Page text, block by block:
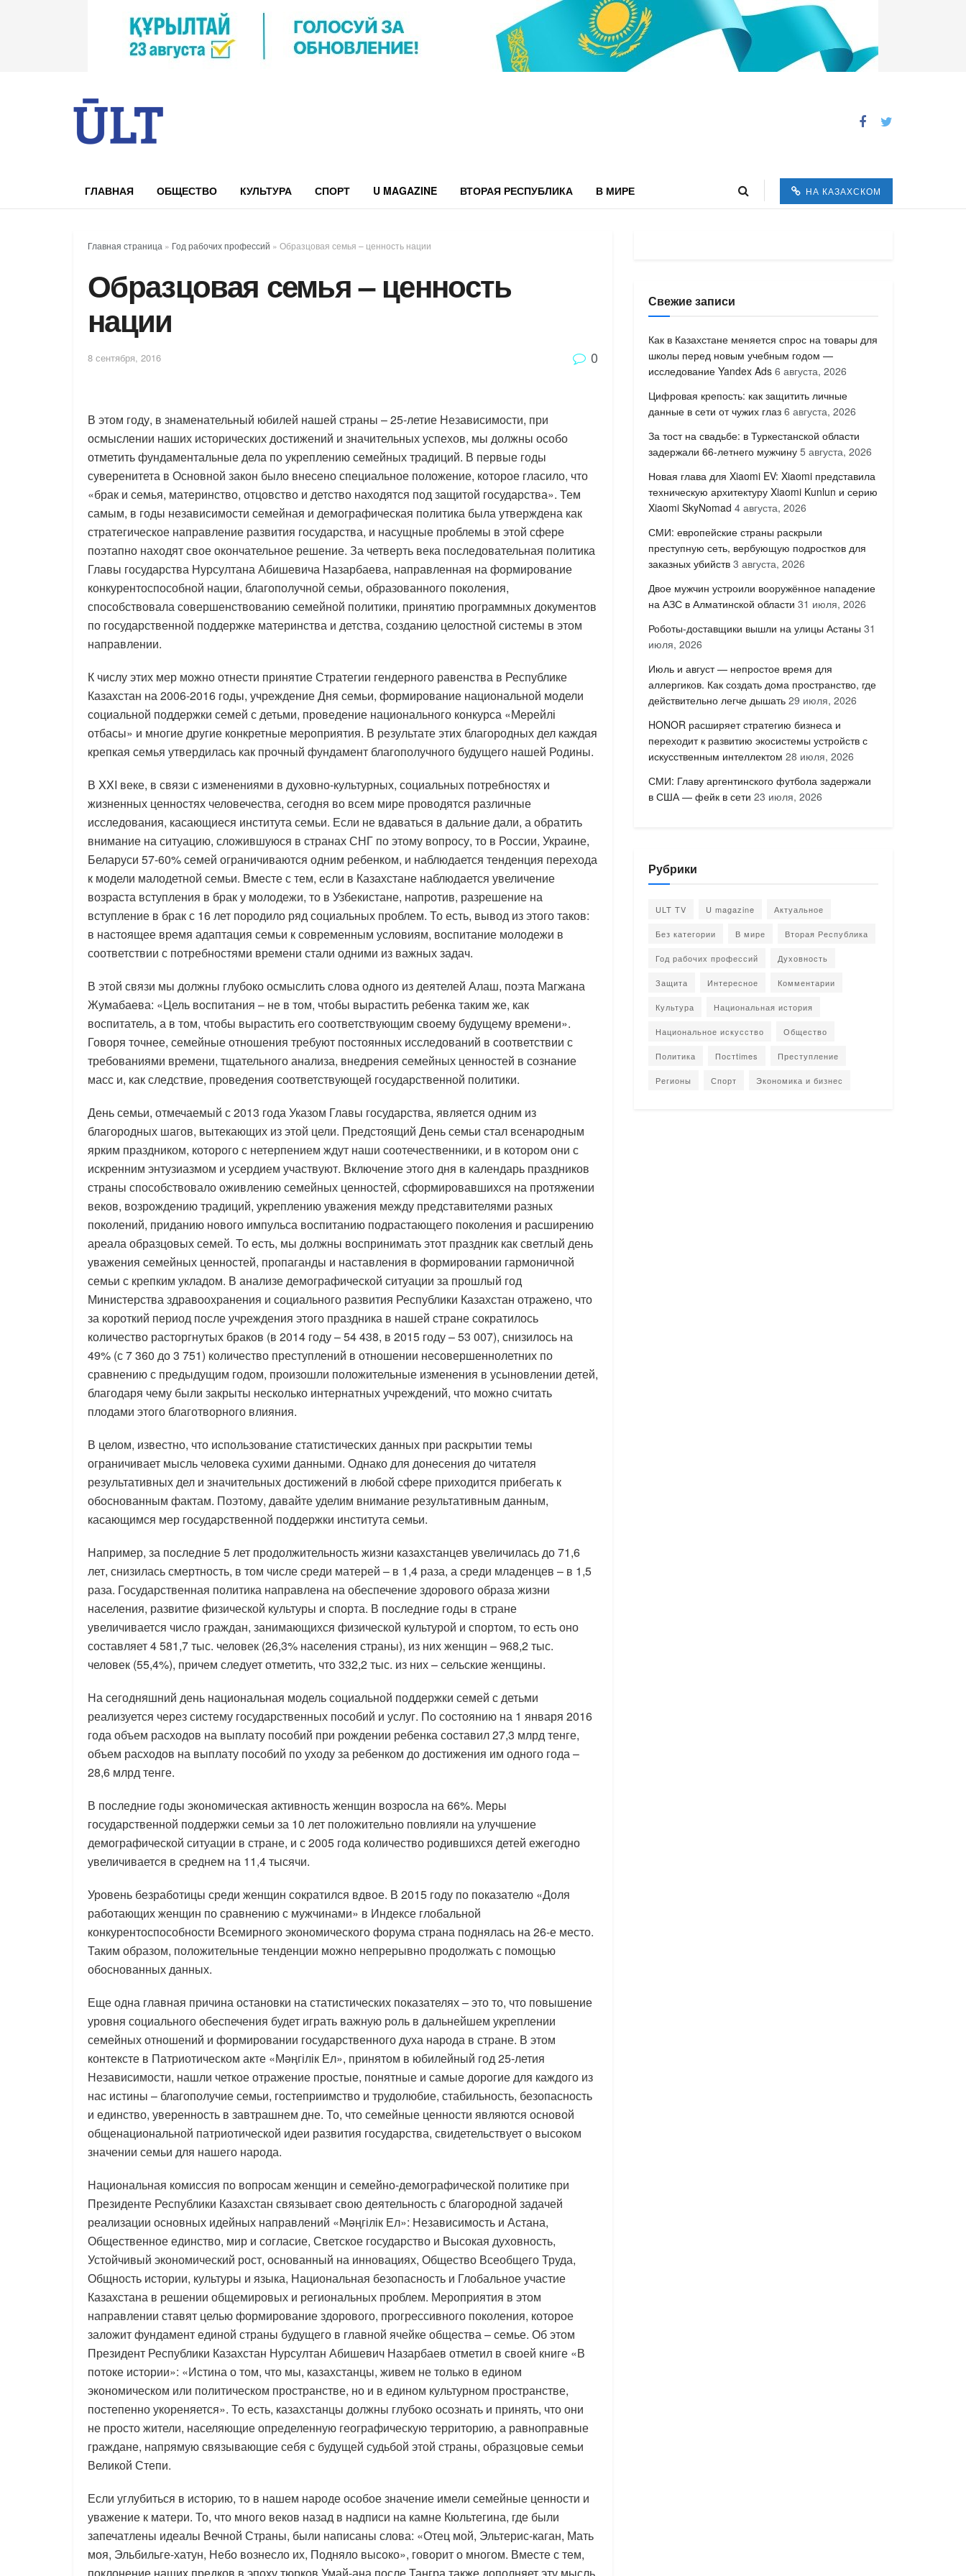
ГЛАВНАЯ ОБЩЕСТВО КУЛЬТУРА СПОРТ U MAGAZINE ВТОРАЯ РЕСПУБЛИКА В МИРЕ НА КАЗАХСКОМ
Главная страница » Год рабочих профессий » Образцовая семья – ценность нации
Образцовая семья – ценность
нации
8 сентября, 2016 0
В этом году, в знаменательный юбилей нашей страны – 25-летие Независимости, при
осмыслении наших исторических достижений и значительных успехов, мы должны особо
отметить фундаментальные дела по укреплению семейных традиций. В первые годы
суверенитета в Основной закон было внесено специальное положение, которое гласило, что
«брак и семья, материнство, отцовство и детство находятся под защитой государства». Тем
самым, в годы независимости семейная и демографическая политика была утверждена как
стратегическое направление развития государства, и насущные проблемы в этой сфере
поэтапно находят свое окончательное решение. За четверть века последовательная политика
Главы государства Нурсултана Абишевича Назарбаева, направленная на формирование
конкурентоспособной нации, благополучной семьи, образованного поколения,
способствовала совершенствованию семейной политики, принятию программных документов
по государственной поддержке материнства и детства, созданию целостной системы в этом
направлении.
К числу этих мер можно отнести принятие Стратегии гендерного равенства в Республике
Казахстан на 2006-2016 годы, учреждение Дня семьи, формирование национальной модели
социальной поддержки семей с детьми, проведение национального конкурса «Мерейлі
отбасы» и многие другие конкретные мероприятия. В результате этих благородных дел каждая
крепкая семья утвердилась как прочный фундамент благополучного будущего нашей Родины.
В XXI веке, в связи с изменениями в духовно-культурных, социальных потребностях и
жизненных ценностях человечества, сегодня во всем мире проводятся различные
исследования, касающиеся института семьи. Если не вдаваться в дальние дали, а обратить
внимание на ситуацию, сложившуюся в странах СНГ по этому вопросу, то в России, Украине,
Беларуси 57-60% семей ограничиваются одним ребенком, и наблюдается тенденция перехода
к модели малодетной семьи. Вместе с тем, если в Казахстане наблюдается увеличение
возраста вступления в брак у молодежи, то в Узбекистане, напротив, разрешение на
вступление в брак с 16 лет породило ряд социальных проблем. То есть, вывод из этого таков:
в настоящее время адаптация семьи к современным условиям, воспитание молодежи в
соответствии с потребностями времени стали одними из важных задач.
В этой связи мы должны глубоко осмыслить слова одного из деятелей Алаш, поэта Магжана
Жумабаева: «Цель воспитания – не в том, чтобы вырастить ребенка таким же, как
воспитатель, а в том, чтобы вырастить его соответствующим своему будущему времени».
Говоря точнее, семейные отношения требуют постоянных исследований в соответствии с
требованиями времени, тщательного анализа, внедрения семейных ценностей в сознание
масс и, как следствие, проведения соответствующей государственной политики.
День семьи, отмечаемый с 2013 года Указом Главы государства, является одним из
благородных шагов, вытекающих из этой цели. Предстоящий День семьи стал всенародным
ярким праздником, которого с нетерпением ждут наши соотечественники, и в котором они с
искренним энтузиазмом и усердием участвуют. Включение этого дня в календарь праздников
страны способствовало оживлению семейных ценностей, сформировавшихся на протяжении
веков, возрождению традиций, укреплению уважения между представителями разных
поколений, приданию нового импульса воспитанию подрастающего поколения и расширению
ареала образцовых семей. То есть, мы должны воспринимать этот праздник как светлый день
уважения семейных ценностей, пропаганды и наставления в формировании гармоничной
семьи с крепким укладом. В анализе демографической ситуации за прошлый год
Министерства здравоохранения и социального развития Республики Казахстан отражено, что
за короткий период после учреждения этого праздника в нашей стране сократилось
количество расторгнутых браков (в 2014 году – 54 438, в 2015 году – 53 007), снизилось на
49% (с 7 360 до 3 751) количество преступлений в отношении несовершеннолетних по
сравнению с предыдущим годом, произошли положительные изменения в усыновлении детей,
благодаря чему были закрыты несколько интернатных учреждений, что можно считать
плодами этого благотворного влияния.
В целом, известно, что использование статистических данных при раскрытии темы
ограничивает мысль человека сухими данными. Однако для донесения до читателя
результативных дел и значительных достижений в любой сфере приходится прибегать к
обоснованным фактам. Поэтому, давайте уделим внимание результативным данным,
касающимся мер государственной поддержки института семьи.
Например, за последние 5 лет продолжительность жизни казахстанцев увеличилась до 71,6
лет, снизилась смертность, в том числе среди матерей – в 1,4 раза, а среди младенцев – в 1,5
раза. Государственная политика направлена на обеспечение здорового образа жизни
населения, развитие физической культуры и спорта. В последние годы в стране
увеличивается число граждан, занимающихся физической культурой и спортом, то есть оно
составляет 4 581,7 тыс. человек (26,3% населения страны), из них женщин – 968,2 тыс.
человек (55,4%), причем следует отметить, что 332,2 тыс. из них – сельские женщины.
На сегодняшний день национальная модель социальной поддержки семей с детьми
реализуется через систему государственных пособий и услуг. По состоянию на 1 января 2016
года объем расходов на выплату пособий при рождении ребенка составил 27,3 млрд тенге,
объем расходов на выплату пособий по уходу за ребенком до достижения им одного года –
28,6 млрд тенге.
В последние годы экономическая активность женщин возросла на 66%. Меры
государственной поддержки семьи за 10 лет положительно повлияли на улучшение
демографической ситуации в стране, и с 2005 года количество родившихся детей ежегодно
увеличивается в среднем на 11,4 тысячи.
Уровень безработицы среди женщин сократился вдвое. В 2015 году по показателю «Доля
работающих женщин по сравнению с мужчинами» в Индексе глобальной
конкурентоспособности Всемирного экономического форума страна поднялась на 26-е место.
Таким образом, положительные тенденции можно непрерывно продолжать с помощью
обоснованных данных.
Еще одна главная причина остановки на статистических показателях – это то, что повышение
уровня социального обеспечения будет играть важную роль в дальнейшем укреплении
семейных отношений и формировании государственного духа народа в стране. В этом
контексте в Патриотическом акте «Мәңгілік Ел», принятом в юбилейный год 25-летия
Независимости, нашли четкое отражение простые, понятные и самые дорогие для каждого из
нас истины – благополучие семьи, гостеприимство и трудолюбие, стабильность, безопасность
и единство, уверенность в завтрашнем дне. То, что семейные ценности являются основой
общенациональной патриотической идеи развития государства, свидетельствует о высоком
значении семьи для нашего народа.
Национальная комиссия по вопросам женщин и семейно-демографической политике при
Президенте Республики Казахстан связывает свою деятельность с благородной задачей
реализации основных идейных направлений «Мәңгілік Ел»: Независимость и Астана,
Общественное единство, мир и согласие, Светское государство и Высокая духовность,
Устойчивый экономический рост, основанный на инновациях, Общество Всеобщего Труда,
Общность истории, культуры и языка, Национальная безопасность и Глобальное участие
Казахстана в решении общемировых и региональных проблем. Мероприятия в этом
направлении ставят целью формирование здорового, прогрессивного поколения, которое
заложит фундамент единой страны будущего в главной ячейке общества – семье. Об этом
Президент Республики Казахстан Нурсултан Абишевич Назарбаев отметил в своей книге «В
потоке истории»: «Истина о том, что мы, казахстанцы, живем не только в едином
экономическом или политическом пространстве, но и в едином культурном пространстве,
постепенно укореняется». То есть, казахстанцы должны глубоко осознать и принять, что они
не просто жители, населяющие определенную географическую территорию, а равноправные
граждане, напрямую связывающие себя с будущей судьбой этой страны, образцовые семьи
Великой Степи.
Если углубиться в историю, то в нашем народе особое значение имели семейные ценности и
уважение к матери. То, что много веков назад в надписи на камне Кюльтегина, где были
запечатлены идеалы Вечной Страны, были написаны слова: «Отец мой, Эльтерис-каган, Мать
моя, Эльбильге-хатун, Небо вознесло их, Подняло высоко», говорит о многом. Вместе с тем,
поклонение наших предков в эпоху тюрков Умай-ана после Тангра также дополняет эту мысль.
Свежие записи
Как в Казахстане меняется спрос на товары для
школы перед новым учебным годом —
исследование Yandex Ads 6 августа, 2026
Цифровая крепость: как защитить личные
данные в сети от чужих глаз 6 августа, 2026
За тост на свадьбе: в Туркестанской области
задержали 66-летнего мужчину 5 августа, 2026
Новая глава для Xiaomi EV: Xiaomi представила
техническую архитектуру Xiaomi Kunlun и серию
Xiaomi SkyNomad 4 августа, 2026
СМИ: европейские страны раскрыли
преступную сеть, вербующую подростков для
заказных убийств 3 августа, 2026
Двое мужчин устроили вооружённое нападение
на АЗС в Алматинской области 31 июля, 2026
Роботы-доставщики вышли на улицы Астаны 31
июля, 2026
Июль и август — непростое время для
аллергиков. Как создать дома пространство, где
действительно легче дышать 29 июля, 2026
HONOR расширяет стратегию бизнеса и
переходит к развитию экосистемы устройств с
искусственным интеллектом 28 июля, 2026
СМИ: Главу аргентинского футбола задержали
в США — фейк в сети 23 июля, 2026
Рубрики
ULT TV U magazine Актуальное
Без категории В мире Вторая Республика
Год рабочих профессий Духовность
Защита Интересное Комментарии
Культура Национальная история
Национальное искусство Общество
Политика Постtimes Преступление
Регионы Спорт Экономика и бизнес